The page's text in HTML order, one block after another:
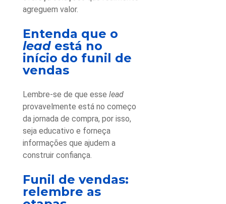
agreguem valor.
Entenda que o
lead está no
início do funil de
vendas
Lembre-se de que esse lead
provavelmente está no começo
da jornada de compra, por isso,
seja educativo e forneça
informações que ajudem a
construir confiança.
Funil de vendas:
relembre as